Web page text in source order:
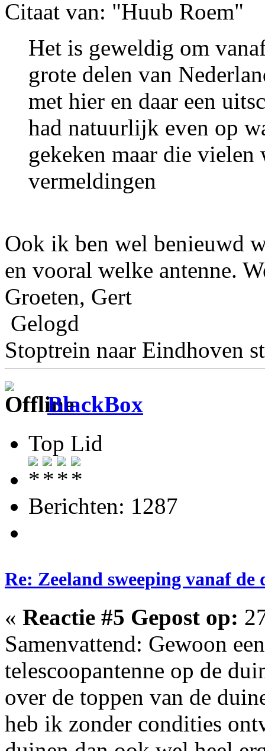
Citaat van: "Huub Roem"
Het is geweldig om
grote delen van
met hier en daar een
had natuurlijk even op
gekeken maar die vielen
vermeldingen
Ook ik ben wel benieuwd
en vooral welke antenne.
Groeten, Gert
Gelogd
Stoptrein naar Eindhoven
BlackBox
Top Lid
Berichten: 1287
Re: Zeeland sweeping vanaf de
« Reactie #5 Gepost op:
Samenvattend: Gewoon
telescoopantenne op de
over de toppen van de
heb ik zonder condities